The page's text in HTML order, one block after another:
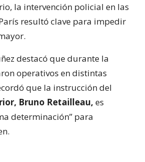
la intervención policial en las
resultó clave para impedir
destacó que durante la
operativos en distintas
que la instrucción del
Bruno Retailleau, es
determinación” para